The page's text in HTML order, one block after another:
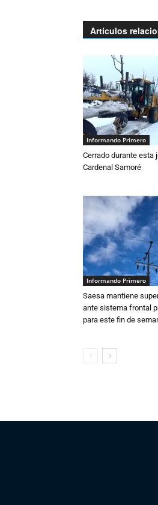
Artículos
Informando Primero
Cerrado durante esta
Cardenal Samoré
Informando Primero
Saesa mantiene
ante sistema frontal
para este fin de